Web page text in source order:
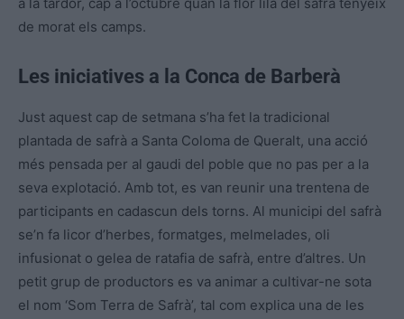
de morat els camps.
Les iniciatives a la Conca de Barberà
Just aquest cap de setmana s’ha fet la tradicional
plantada de safrà a Santa Coloma de Queralt, una acció
més pensada per al gaudi del poble que no pas per a la
seva explotació. Amb tot, es van reunir una trentena de
participants en cadascun dels torns. Al municipi del safrà
se’n fa licor d’herbes, formatges, melmelades, oli
infusionat o gelea de ratafia de safrà, entre d’altres. Un
petit grup de productors es va animar a cultivar-ne sota
el nom ‘Som Terra de Safrà’, tal com explica una de les